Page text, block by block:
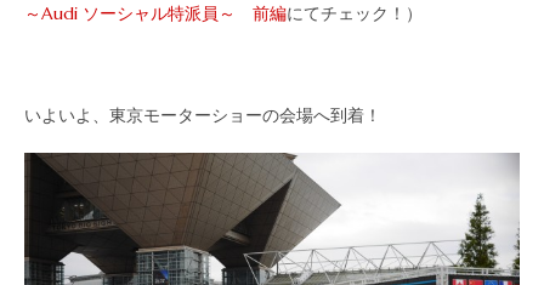
～Audi ソーシャル特派員～ 前編にてチェック！）
いよいよ、東京モーターショーの会場へ到着！